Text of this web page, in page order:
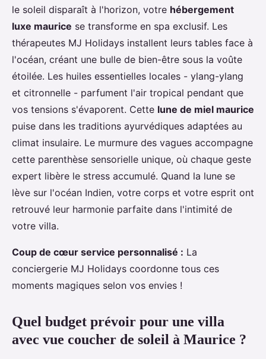
le soleil disparaît à l'horizon, votre hébergement
luxe maurice se transforme en spa exclusif. Les
thérapeutes MJ Holidays installent leurs tables face à
l'océan, créant une bulle de bien-être sous la voûte
étoilée. Les huiles essentielles locales - ylang-ylang
et citronnelle - parfument l'air tropical pendant que
vos tensions s'évaporent. Cette lune de miel maurice
puise dans les traditions ayurvédiques adaptées au
climat insulaire. Le murmure des vagues accompagne
cette parenthèse sensorielle unique, où chaque geste
expert libère le stress accumulé. Quand la lune se
lève sur l'océan Indien, votre corps et votre esprit ont
retrouvé leur harmonie parfaite dans l'intimité de
votre villa.
Coup de cœur service personnalisé : La
conciergerie MJ Holidays coordonne tous ces
moments magiques selon vos envies !
Quel budget prévoir pour une villa
avec vue coucher de soleil à Maurice ?